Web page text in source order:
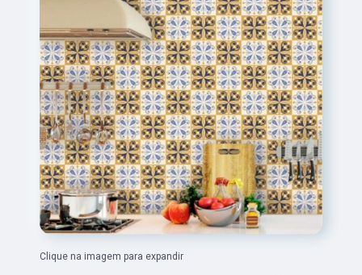
Clique na imagem para expandir